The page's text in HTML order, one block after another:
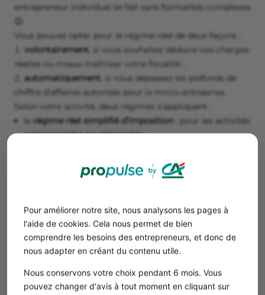
Pour améliorer notre site, nous analysons les pages à
l'aide de cookies. Cela nous permet de bien
comprendre les besoins des entrepreneurs, et donc de
nous adapter en créant du contenu utile.
Nous conservons votre choix pendant 6 mois. Vous
pouvez changer d'avis à tout moment en cliquant sur
entrepreneur individuel se fait sans formalités complexes
Vous pouvez opter pour le régime réel de deux façons :
volontairement , si vous souhaitez déduire vos charges
réelles ou mieux maîtriser votre fiscalité ;
automatiquement , si vous dépassez les plafonds de
chiffre d’affaires autorisés pour la micro-entreprise.
Selon votre activité, deux régimes s’appliquent :
le régime réel simplifié d’imposition: pour les activités
commerciales ou artisanales;
cotisations sociales ne seront plus calculées sur votre
chiffre d’affaires, mais sur votre revenu réel, après
déduction de vos charges.
Vous serez affilié à laSécurité sociale des indépendants
(SSI), intégrée au régime général. Certaines professions
libérales spécifiques restent affiliées à la CNAVPL pour